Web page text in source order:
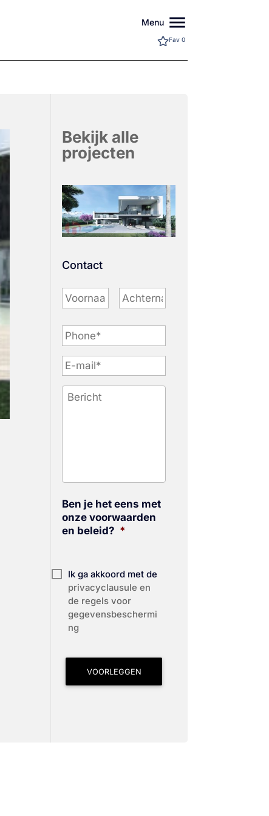
Menu menu
Fav 0
Bekijk alle
projecten
Contact
P
h
n
e
*
Ben je het eens met
onze voorwaarden
en beleid? *
Ik ga akkoord met de
privacyclausule en
de regels voor
gegevensbeschermi
ng
VOORLEGGEN